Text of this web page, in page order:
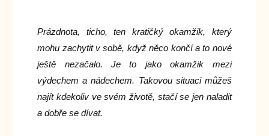
Prázdnota, ticho, ten kratičký okamžik, který
mohu zachytit v sobě, když něco končí a to nové
ještě nezačalo. Je to jako okamžik mezi
výdechem a nádechem. Takovou situaci můžeš
najít kdekoliv ve svém životě, stačí se jen naladit
a dobře se dívat.